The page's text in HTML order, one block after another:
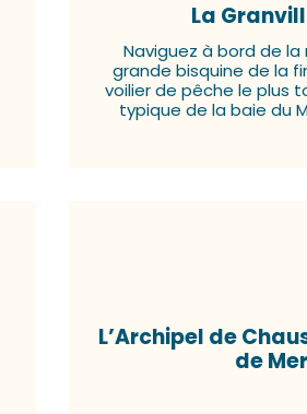
La
Naviguez à bord de la
grande bisquine de la
voilier de pêche le plus
typique de la baie du
L’Archipel de
de Mer